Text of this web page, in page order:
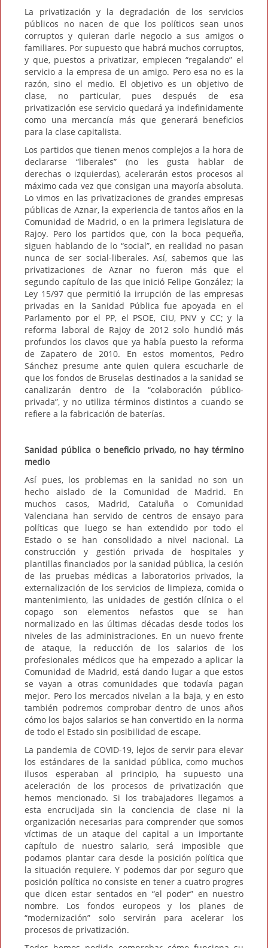
La privatización y la degradación de los servicios
públicos no nacen de que los políticos sean unos
corruptos y quieran darle negocio a sus amigos o
familiares. Por supuesto que habrá muchos corruptos,
y que, puestos a privatizar, empiecen “regalando” el
servicio a la empresa de un amigo. Pero esa no es la
razón, sino el medio. El objetivo es un objetivo de
clase, no particular, pues después de esa
privatización ese servicio quedará ya indefinidamente
como una mercancía más que generará beneficios
para la clase capitalista.
Los partidos que tienen menos complejos a la hora de
declararse “liberales” (no les gusta hablar de
derechas o izquierdas), acelerarán estos procesos al
máximo cada vez que consigan una mayoría absoluta.
Lo vimos en las privatizaciones de grandes empresas
públicas de Aznar, la experiencia de tantos años en la
Comunidad de Madrid, o en la primera legislatura de
Rajoy. Pero los partidos que, con la boca pequeña,
siguen hablando de lo “social”, en realidad no pasan
nunca de ser social-liberales. Así, sabemos que las
privatizaciones de Aznar no fueron más que el
segundo capítulo de las que inició Felipe González; la
Ley 15/97 que permitió la irrupción de las empresas
privadas en la Sanidad Pública fue apoyada en el
Parlamento por el PP, el PSOE, CiU, PNV y CC; y la
reforma laboral de Rajoy de 2012 solo hundió más
profundos los clavos que ya había puesto la reforma
de Zapatero de 2010. En estos momentos, Pedro
Sánchez presume ante quien quiera escucharle de
que los fondos de Bruselas destinados a la sanidad se
canalizarán dentro de la “colaboración público-
privada”, y no utiliza términos distintos a cuando se
refiere a la fabricación de baterías.
Sanidad pública o beneficio privado, no hay término
medio
Así pues, los problemas en la sanidad no son un
hecho aislado de la Comunidad de Madrid. En
muchos casos, Madrid, Cataluña o Comunidad
Valenciana han servido de centros de ensayo para
políticas que luego se han extendido por todo el
Estado o se han consolidado a nivel nacional. La
construcción y gestión privada de hospitales y
plantillas financiados por la sanidad pública, la cesión
de las pruebas médicas a laboratorios privados, la
externalización de los servicios de limpieza, comida o
mantenimiento, las unidades de gestión clínica o el
copago son elementos nefastos que se han
normalizado en las últimas décadas desde todos los
niveles de las administraciones. En un nuevo frente
de ataque, la reducción de los salarios de los
profesionales médicos que ha empezado a aplicar la
Comunidad de Madrid, está dando lugar a que estos
se vayan a otras comunidades que todavía pagan
mejor. Pero los mercados nivelan a la baja, y en esto
también podremos comprobar dentro de unos años
cómo los bajos salarios se han convertido en la norma
de todo el Estado sin posibilidad de escape.
La pandemia de COVID-19, lejos de servir para elevar
los estándares de la sanidad pública, como muchos
ilusos esperaban al principio, ha supuesto una
aceleración de los procesos de privatización que
hemos mencionado. Si los trabajadores llegamos a
esta encrucijada sin la conciencia de clase ni la
organización necesarias para comprender que somos
víctimas de un ataque del capital a un importante
capítulo de nuestro salario, será imposible que
podamos plantar cara desde la posición política que
la situación requiere. Y podemos dar por seguro que
posición política no consiste en tener a cuatro progres
que dicen estar sentados en “el poder” en nuestro
nombre. Los fondos europeos y los planes de
“modernización” solo servirán para acelerar los
procesos de privatización.